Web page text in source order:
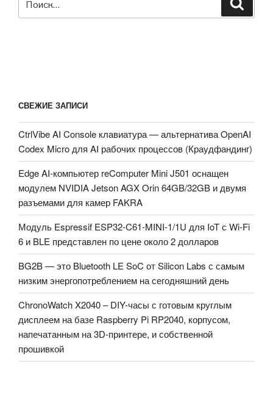
СВЕЖИЕ ЗАПИСИ
CtrlVibe AI Console клавиатура — альтернатива OpenAI
Codex Micro для AI рабочих процессов (Краудфандинг)
Edge AI-компьютер reComputer Mini J501 оснащен
модулем NVIDIA Jetson AGX Orin 64GB/32GB и двумя
разъемами для камер FAKRA
Модуль Espressif ESP32-C61-MINI-1/1U для IoT с Wi-Fi
6 и BLE представлен по цене около 2 долларов
BG2B — это Bluetooth LE SoC от Silicon Labs с самым
низким энергопотреблением на сегодняшний день
ChronoWatch X2040 – DIY-часы с готовым круглым
дисплеем на базе Raspberry Pi RP2040, корпусом,
напечатанным на 3D-принтере, и собственной
прошивкой